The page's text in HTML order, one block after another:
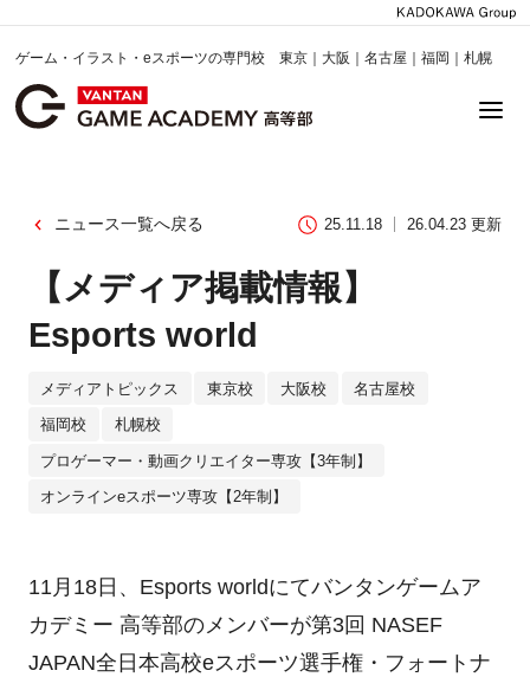
ゲーム・イラスト・eスポーツの専門校 東京｜大阪｜名古屋｜福岡｜札幌
ニュース一覧へ戻る 25.11.18 26.04.23 更新
【メディア掲載情報】
Esports world
メディアトピックス 東京校 大阪校 名古屋校
福岡校 札幌校
プロゲーマー・動画クリエイター専攻【3年制】
オンラインeスポーツ専攻【2年制】
11月18日、Esports worldにてバンタンゲームア
カデミー 高等部のメンバーが第3回 NASEF
JAPAN全日本高校eスポーツ選手権・フォートナ